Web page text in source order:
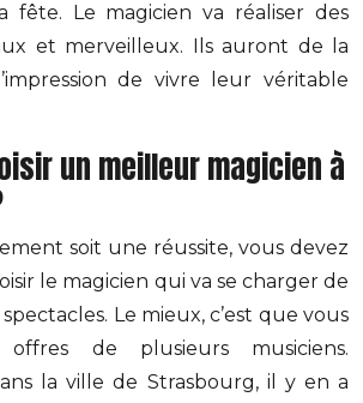
fête. Le magicien va réaliser des
et merveilleux. Ils auront de la
de vivre leur véritable
un meilleur magicien à
soit une réussite, vous devez
le magicien qui va se charger de
Le mieux, c’est que vous
de plusieurs musiciens.
la ville de Strasbourg, il y en a